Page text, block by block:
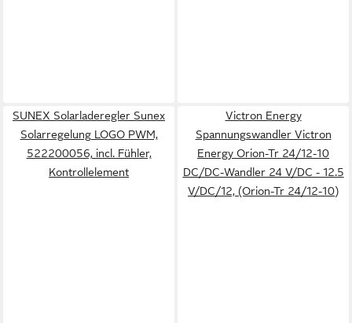
SUNEX Solarladeregler Sunex
Solarregelung LOGO PWM,
522200056, incl. Fühler,
Kontrollelement
Victron Energy
Spannungswandler Victron
Energy Orion-Tr 24/12-10
DC/DC-Wandler 24 V/DC - 12.5
V/DC/12, (Orion-Tr 24/12-10)